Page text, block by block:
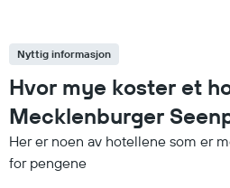
Nyttig informasjon
Hvor mye koster et
Mecklenburger
Her er noen av hotellene som er
for pengene